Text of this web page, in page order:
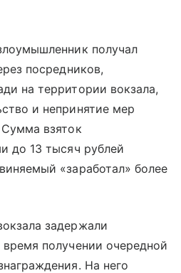
получал
посредников,
на территории вокзала,
и непринятие мер
взяток
до 13 тысяч рублей
«заработал» более
задержали
время получении очередной
На него